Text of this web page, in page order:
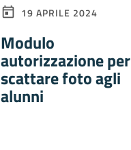
19 APRILE 2024
Modulo
autorizzazione per
scattare foto agli
alunni